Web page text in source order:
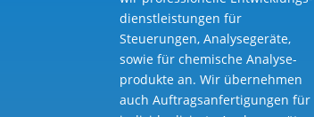
dienst­leistungen für
Steuerungen, Analysegeräte,
sowie für chemische Analyse­
produkte an. Wir übernehmen
auch Auftragsanfertigungen für